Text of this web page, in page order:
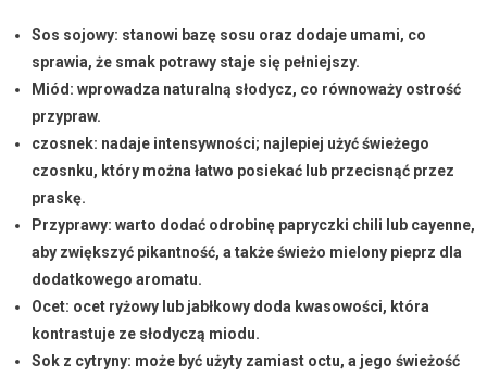
Sos sojowy: stanowi bazę sosu oraz dodaje umami, co
sprawia, że smak potrawy staje się pełniejszy.
Miód: wprowadza naturalną słodycz, co równoważy ostrość
przypraw.
czosnek: nadaje intensywności; najlepiej użyć świeżego
czosnku, który można łatwo posiekać lub przecisnąć przez
praskę.
Przyprawy: warto dodać odrobinę papryczki chili lub cayenne,
aby zwiększyć pikantność, a także świeżo mielony pieprz dla
dodatkowego aromatu.
Ocet: ocet ryżowy lub jabłkowy doda kwasowości, która
kontrastuje ze słodyczą miodu.
Sok z cytryny: może być użyty zamiast octu, a jego świeżość